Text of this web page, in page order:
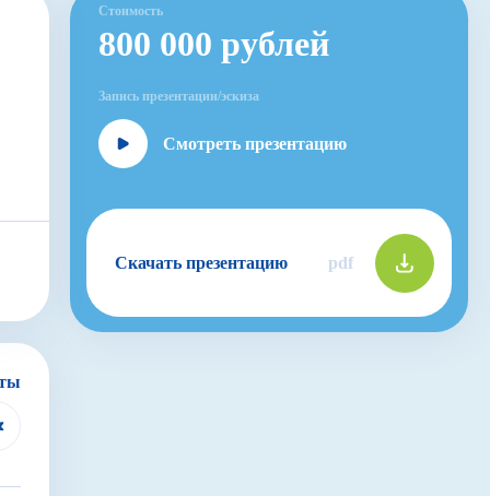
Стоимость
800 000 рублей
Запись презентации/эскиза
Смотреть презентацию
Скачать презентацию pdf